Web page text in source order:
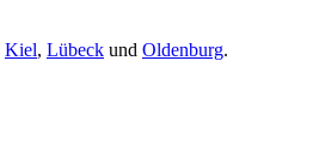
Kiel, Lübeck und Oldenburg.